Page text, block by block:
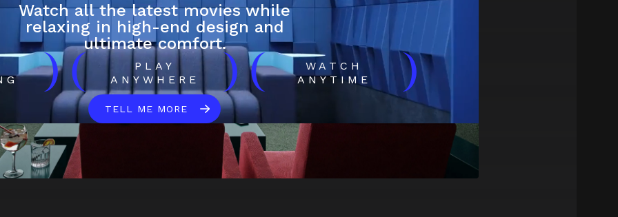
Watch all the latest movies while
relaxing in high-end design and
ultimate comfort.
)(
PLAY
ANYWHERE
)(
WATCH
ANYTIME
)
TELL ME MORE